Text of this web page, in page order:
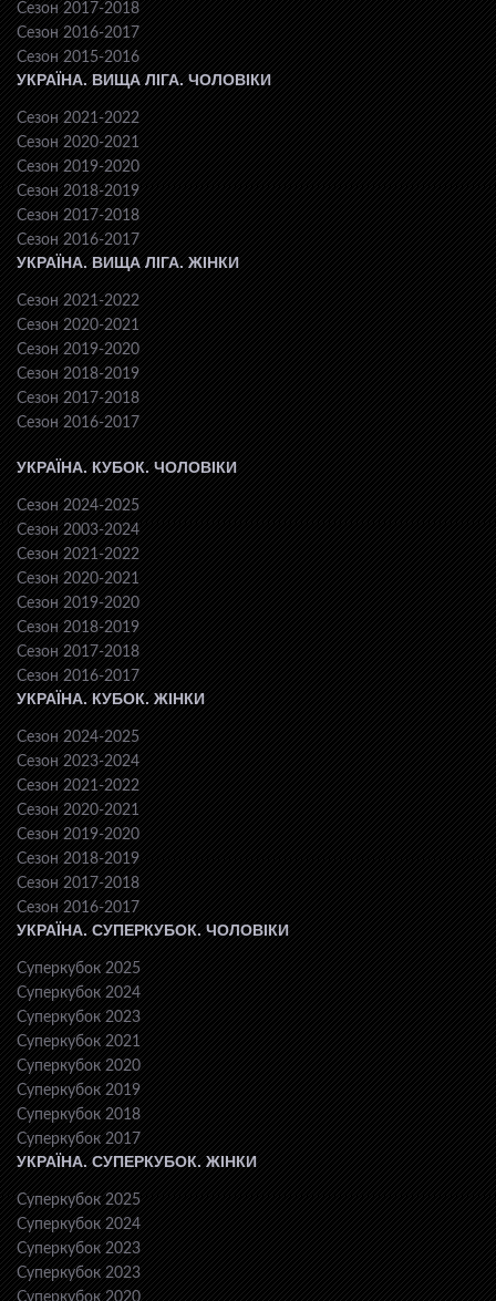
Сезон 2017-2018
Сезон 2016-2017
Сезон 2015-2016
УКРАЇНА. ВИЩА ЛІГА. ЧОЛОВІКИ
Сезон 2021-2022
Сезон 2020-2021
Сезон 2019-2020
Сезон 2018-2019
Сезон 2017-2018
Сезон 2016-2017
УКРАЇНА. ВИЩА ЛІГА. ЖІНКИ
Сезон 2021-2022
Сезон 2020-2021
Сезон 2019-2020
Сезон 2018-2019
Сезон 2017-2018
Сезон 2016-2017
УКРАЇНА. КУБОК. ЧОЛОВІКИ
Сезон 2024-2025
Сезон 2003-2024
Сезон 2021-2022
Сезон 2020-2021
Сезон 2019-2020
Сезон 2018-2019
Сезон 2017-2018
Сезон 2016-2017
УКРАЇНА. КУБОК. ЖІНКИ
Сезон 2024-2025
Сезон 2023-2024
Сезон 2021-2022
Сезон 2020-2021
Сезон 2019-2020
Сезон 2018-2019
Сезон 2017-2018
Сезон 2016-2017
УКРАЇНА. СУПЕРКУБОК. ЧОЛОВІКИ
Суперкубок 2025
Суперкубок 2024
Суперкубок 2023
Суперкубок 2021
Суперкубок 2020
Суперкубок 2019
Суперкубок 2018
Суперкубок 2017
УКРАЇНА. СУПЕРКУБОК. ЖІНКИ
Суперкубок 2025
Суперкубок 2024
Суперкубок 2023
Суперкубок 2023
Суперкубок 2020